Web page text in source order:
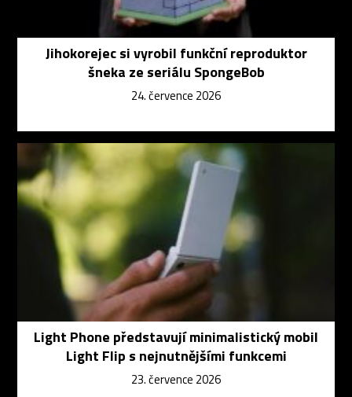
Jihokorejec si vyrobil funkční reproduktor
šneka ze seriálu SpongeBob
24. července 2026
Light Phone představují minimalistický mobil
Light Flip s nejnutnějšími funkcemi
23. července 2026